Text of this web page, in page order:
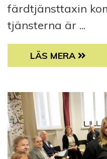
färdtjänsttaxin
tjänsterna är ...
INSÄNDARE:
LÄS MERA